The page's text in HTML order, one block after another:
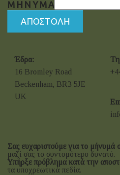
ΜΗΝΥΜΑ
ΑΠΟΣΤΟΛΗ
Έδρα:
16 Bromley Road
Beckenham, BR3 5JE
UK
Σας ευχαριστούμε για το μήνυμά
μαζί σας το συντομότερο δυνατό.
Υπήρξε πρόβλημα κατά την
τα υποχρεωτικά πεδία.